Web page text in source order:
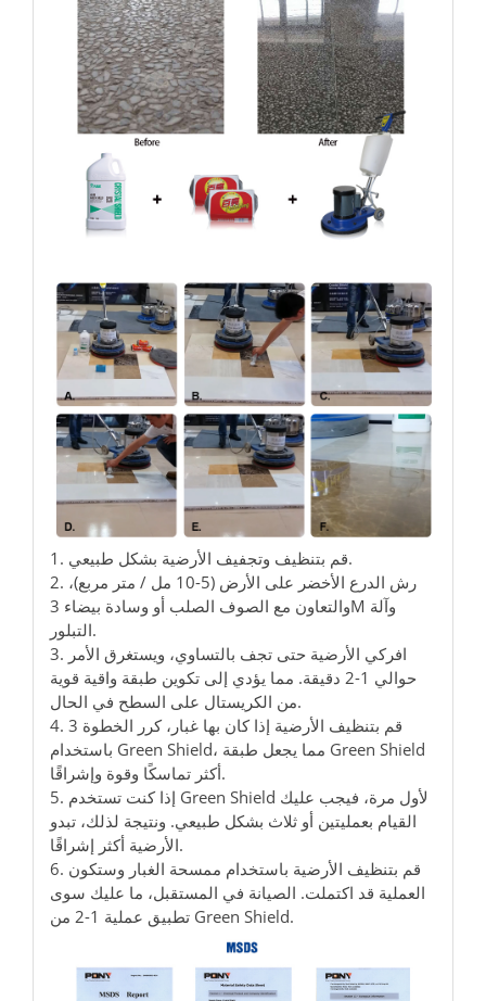
1. قم بتنظيف وتجفيف الأرضية بشكل طبيعي.
2. رش الدرع الأخضر على الأرض (5-10 مل / متر مربع)،
والتعاون مع الصوف الصلب أو وسادة بيضاء 3M وآلة
التبلور.
3. افركي الأرضية حتى تجف بالتساوي، ويستغرق الأمر
حوالي 1-2 دقيقة. مما يؤدي إلى تكوين طبقة واقية قوية
من الكريستال على السطح في الحال.
4. قم بتنظيف الأرضية إذا كان بها غبار، كرر الخطوة 3
باستخدام Green Shield، مما يجعل طبقة Green Shield
أكثر تماسكًا وقوة وإشراقًا.
5. إذا كنت تستخدم Green Shield لأول مرة، فيجب عليك
القيام بعمليتين أو ثلاث بشكل طبيعي. ونتيجة لذلك، تبدو
الأرضية أكثر إشراقًا.
6. قم بتنظيف الأرضية باستخدام ممسحة الغبار وستكون
العملية قد اكتملت. الصيانة في المستقبل، ما عليك سوى
تطبيق عملية 1-2 من Green Shield.